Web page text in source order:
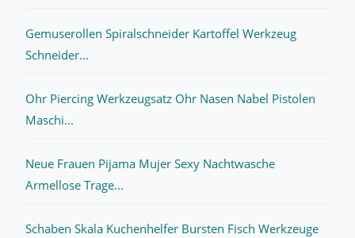
Gemuserollen Spiralschneider Kartoffel Werkzeug
Schneider...
Ohr Piercing Werkzeugsatz Ohr Nasen Nabel Pistolen
Maschi...
Neue Frauen Pijama Mujer Sexy Nachtwasche
Armellose Trage...
Schaben Skala Kuchenhelfer Bursten Fisch Werkzeuge